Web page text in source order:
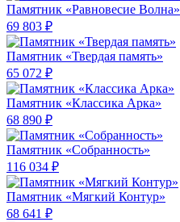
Памятник «Равновесие Волна»
69 803 ₽
Памятник «Твердая память»
65 072 ₽
Памятник «Классика Арка»
68 890 ₽
Памятник «Собранность»
116 034 ₽
Памятник «Мягкий Контур»
68 641 ₽